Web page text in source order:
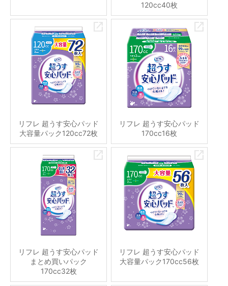
120cc40枚
リフレ 超うす安心パッド
大容量パック120cc72枚
リフレ 超うす安心パッド
170cc16枚
リフレ 超うす安心パッド
まとめ買いパック
170cc32枚
リフレ 超うす安心パッド
大容量パック170cc56枚